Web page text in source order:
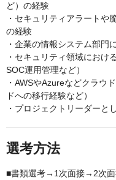
ど）の経験
・セキュリティアラートや
の経験
・企業の情報システム部門
・セキュリティ領域におけ
SOC運用管理など）
・AWSやAzureなどクラウ
ドへの移行経験など）
・プロジェクトリーダーと
選考方法
■書類選考→1次面接→2次